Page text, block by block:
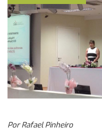
Por Rafael Pinheiro